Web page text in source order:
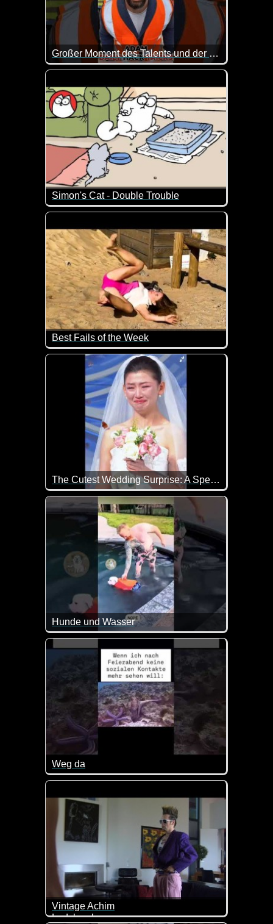
Großer Moment des Talents und der Fähigkeiten
Simon's Cat - Double Trouble
Mit zwei Katzen ist der Simon nun noch mehr
Best Fails of the Week
Lauter fiese Hoppalas, die dir hoffentlich nie
The Cutest Wedding Surprise: A Special Animal Guest Crashes Our Big Day! â i
Hunde und Wasser
Wenn Hunde Wasser sehen, dann sind die
Weg da
Wenn ich nach Feierabend keine sozialen
Vintage Achim
Ladykracher